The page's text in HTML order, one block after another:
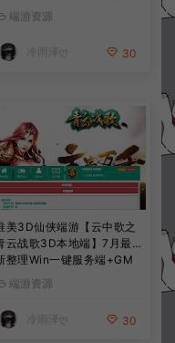
阁+在线GM工具+PC客户
+详细搭建教程
端游资源
冷雨泽ღ 30
美3D仙侠端游【云中歌之
云战歌3D本地端】7月最
整理Win一键服务端+GM
具+PC客户端+详细搭建教
端游资源
冷雨泽ღ 30